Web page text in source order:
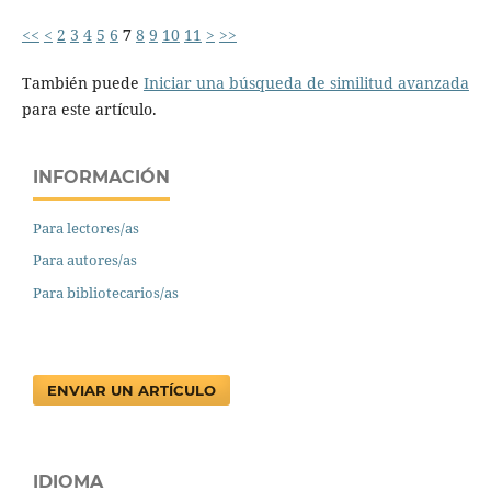
<< < 2 3 4 5 6 7 8 9 10 11 > >>
También puede Iniciar una búsqueda de similitud avanzada
para este artículo.
INFORMACIÓN
Para lectores/as
Para autores/as
Para bibliotecarios/as
ENVIAR UN ARTÍCULO
IDIOMA